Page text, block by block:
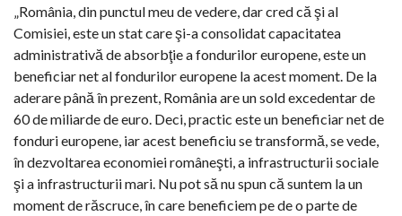
„România, din punctul meu de vedere, dar cred că şi al
Comisiei, este un stat care şi-a consolidat capacitatea
administrativă de absorbţie a fondurilor europene, este un
beneficiar net al fondurilor europene la acest moment. De la
aderare până în prezent, România are un sold excedentar de
60 de miliarde de euro. Deci, practic este un beneficiar net de
fonduri europene, iar acest beneficiu se transformă, se vede,
în dezvoltarea economiei româneşti, a infrastructurii sociale
şi a infrastructurii mari. Nu pot să nu spun că suntem la un
moment de răscruce, în care beneficiem pe de o parte de